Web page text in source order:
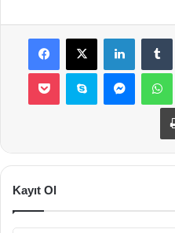
Facebook
X LinkedIn
Pocket Skype
Kayıt Ol